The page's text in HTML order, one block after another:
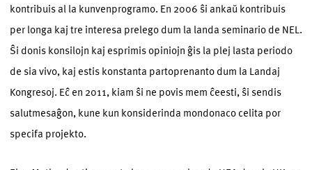
kontribuis al la kunvenprogramo. En 2006 ŝi ankaŭ kontribuis
per longa kaj tre interesa prelego dum la landa seminario de NEL.
Ŝi donis konsilojn kaj esprimis opiniojn ĝis la plej lasta periodo
de sia vivo, kaj estis konstanta partoprenanto dum la Landaj
Kongresoj. Eĉ en 2011, kiam ŝi ne povis mem ĉeesti, ŝi sendis
salutmesaĝon, kune kun konsiderinda mondonaco celita por
specifa projekto.